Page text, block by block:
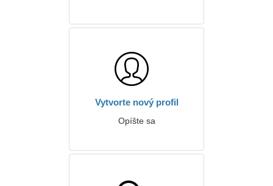
Vytvorte nový profil
Opíšte sa